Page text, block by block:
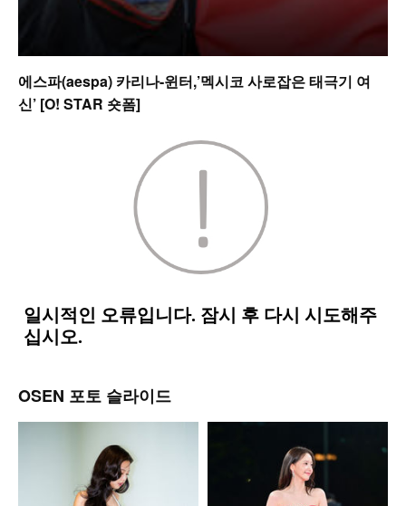
에스파(aespa) 카리나-윈터,’멕시코 사로잡은 태극기 여
신’ [O! STAR 숏폼]
OSEN 포토 슬라이드